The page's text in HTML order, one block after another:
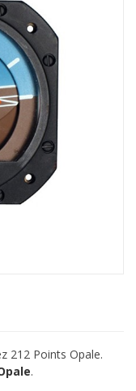
212 Points Opale.
.